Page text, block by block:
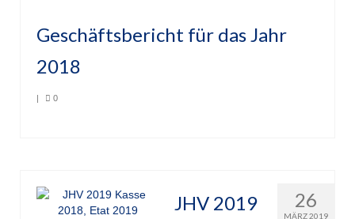
Leistungssport
Masters Rudern
Fitness/Gymnastik/Seniorensport
Geschäftsbericht für das Jahr
2018
| 0
26
MÄRZ 2019
JHV 2019